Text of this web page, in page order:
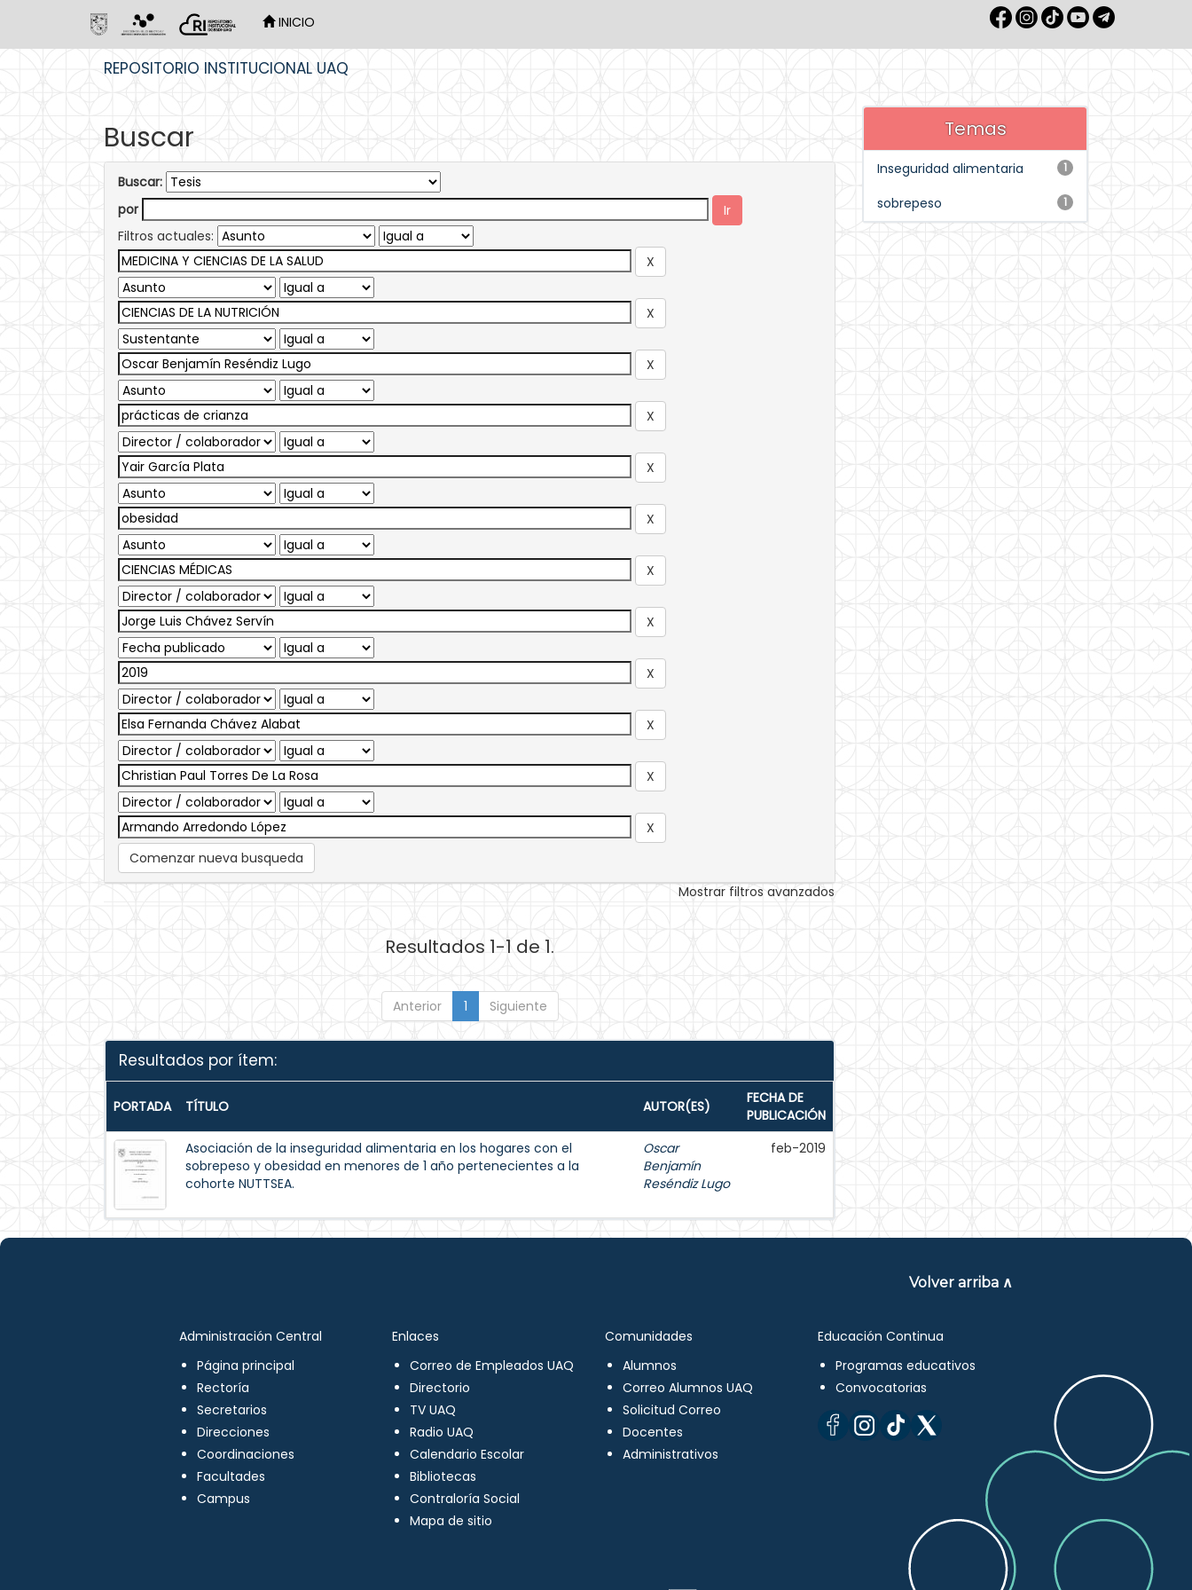
INICIO
REPOSITORIO INSTITUCIONAL UAQ
Buscar
Buscar:
por
Filtros actuales:
Comenzar nueva busqueda
Mostrar filtros avanzados
Resultados 1-1 de 1.
Anterior 1 Siguiente
Resultados por ítem:
PORTADA TÍTULO AUTOR(ES)
FECHA DE
PUBLICACIÓN
Asociación de la inseguridad alimentaria en los hogares con el
sobrepeso y obesidad en menores de 1 año pertenecientes a la
cohorte NUTTSEA.
Oscar
Benjamín
Reséndiz Lugo
feb-2019
Temas
1
Inseguridad alimentaria
1
sobrepeso
Volver arriba ∧
Administración Central
Página principal
Rectoría
Secretarios
Direcciones
Coordinaciones
Facultades
Campus
Enlaces
Correo de Empleados UAQ
Directorio
TV UAQ
Radio UAQ
Calendario Escolar
Bibliotecas
Contraloría Social
Mapa de sitio
Comunidades
Alumnos
Correo Alumnos UAQ
Solicitud Correo
Docentes
Administrativos
Educación Continua
Programas educativos
Convocatorias